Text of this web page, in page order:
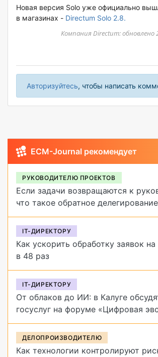
Новая версия Solo уже официально
в магазинах - Directum Solo 2.8.
Компания Directum: обновлено
Авторизуйтесь, чтобы написать
ECM-Journal рекомендует
РУКОВОДИТЕЛЮ ПРОЕКТОВ
Если задачи возвращаются к
что такое обратное
от него избавиться
IT-ДИРЕКТОРУ
Как ускорить обработку заявок
в 48 раз
IT-ДИРЕКТОРУ
От облаков до ИИ: в Калуге
госуслуг на форуме «Цифровая
ДЕЛОПРОИЗВОДИТЕЛЮ
Как технологии контролируют